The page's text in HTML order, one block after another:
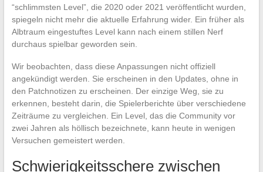
“schlimmsten Level”, die 2020 oder 2021 veröffentlicht wurden,
spiegeln nicht mehr die aktuelle Erfahrung wider. Ein früher als
Albtraum eingestuftes Level kann nach einem stillen Nerf
durchaus spielbar geworden sein.
Wir beobachten, dass diese Anpassungen nicht offiziell
angekündigt werden. Sie erscheinen in den Updates, ohne in
den Patchnotizen zu erscheinen. Der einzige Weg, sie zu
erkennen, besteht darin, die Spielerberichte über verschiedene
Zeiträume zu vergleichen. Ein Level, das die Community vor
zwei Jahren als höllisch bezeichnete, kann heute in wenigen
Versuchen gemeistert werden.
Schwierigkeitsschere zwischen